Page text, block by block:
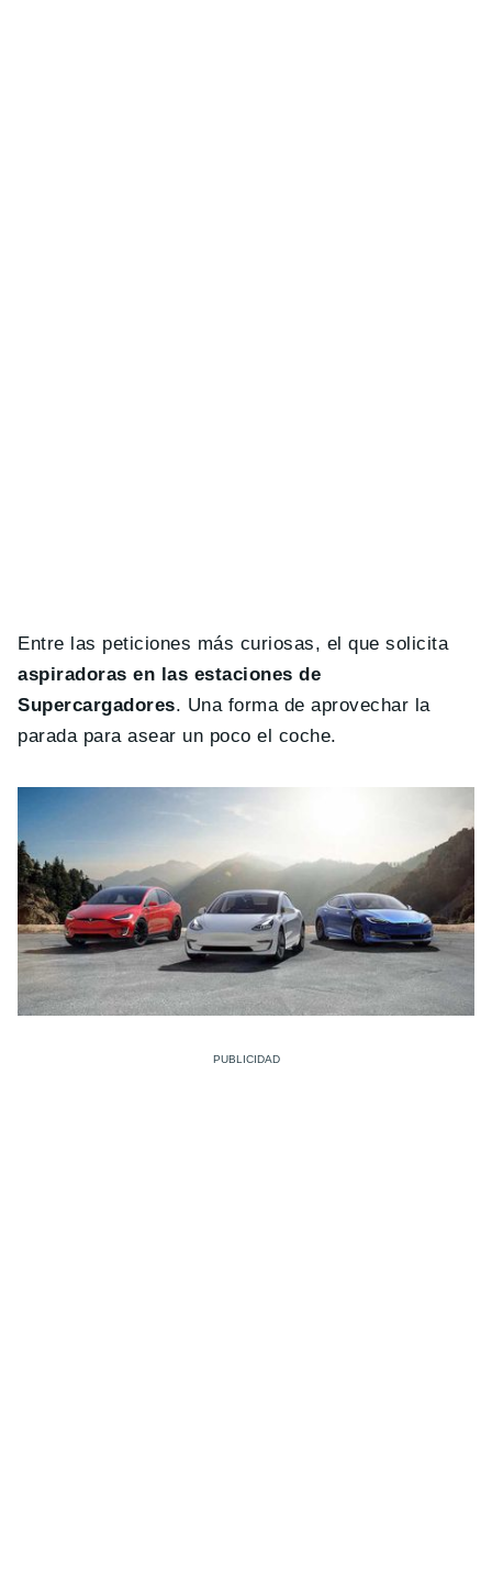
Entre las peticiones más curiosas, el que solicita
aspiradoras en las estaciones de
Supercargadores. Una forma de aprovechar la
parada para asear un poco el coche.